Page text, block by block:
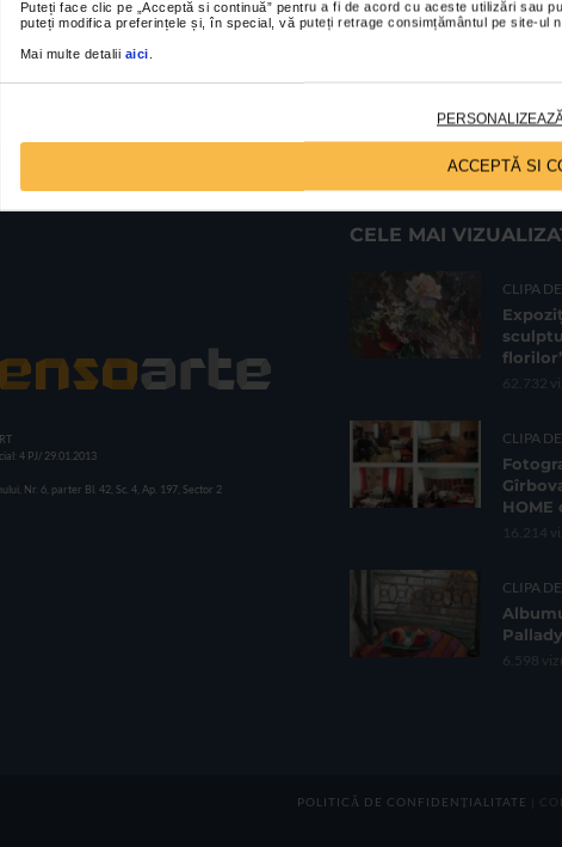
Puteți face clic pe „Acceptă si continuă” pentru a fi de acord cu aceste utilizări sau
puteți modifica preferințele și, în special, vă puteți retrage consimțământul pe site-ul
Mai multe detalii aici
ACCEPTĂ SI
4 PJ/ 29.01.2013
Nr. 6, parter Bl. 42, Sc. 4, Ap. 197, Sector 2
CELE MAI
CLIPA
62.732
CLIPA
HOME
16.214
CLIPA
6.598
POLITICĂ DE CONFIDENȚIALITATE |